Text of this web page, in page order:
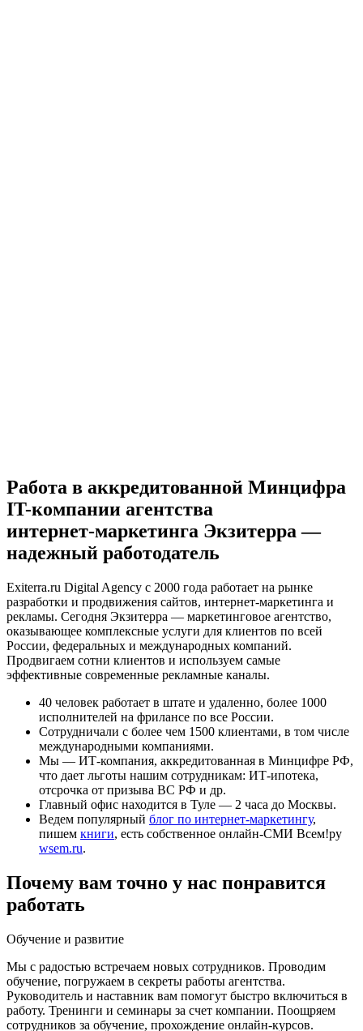
Работа в аккредитованной Минцифра
IT-компании агентства
интернет‑маркетинга Экзитерра —
надежный работодатель
Exiterra.ru Digital Agency с 2000 года работает на рынке
разработки и продвижения сайтов, интернет-маркетинга и
рекламы. Сегодня Экзитерра — маркетинговое агентство,
оказывающее комплексные услуги для клиентов по всей
России, федеральных и международных компаний.
Продвигаем сотни клиентов и используем самые
эффективные современные рекламные каналы.
40 человек работает в штате и удаленно, более 1000
исполнителей на фрилансе по все России.
Сотрудничали с более чем 1500 клиентами, в том числе
международными компаниями.
Мы — ИТ-компания, аккредитованная в Минцифре РФ,
что дает льготы нашим сотрудникам: ИТ-ипотека,
отсрочка от призыва ВС РФ и др.
Главный офис находится в Туле — 2 часа до Москвы.
Ведем популярный блог по интернет-маркетингу,
пишем книги, есть собственное онлайн-СМИ Всем!ру
wsem.ru.
Почему вам точно у нас понравится
работать
Обучение и развитие
Мы с радостью встречаем новых сотрудников. Проводим
обучение, погружаем в секреты работы агентства.
Руководитель и наставник вам помогут быстро включиться в
работу. Тренинги и семинары за счет компании. Поощряем
сотрудников за обучение, прохождение онлайн-курсов.